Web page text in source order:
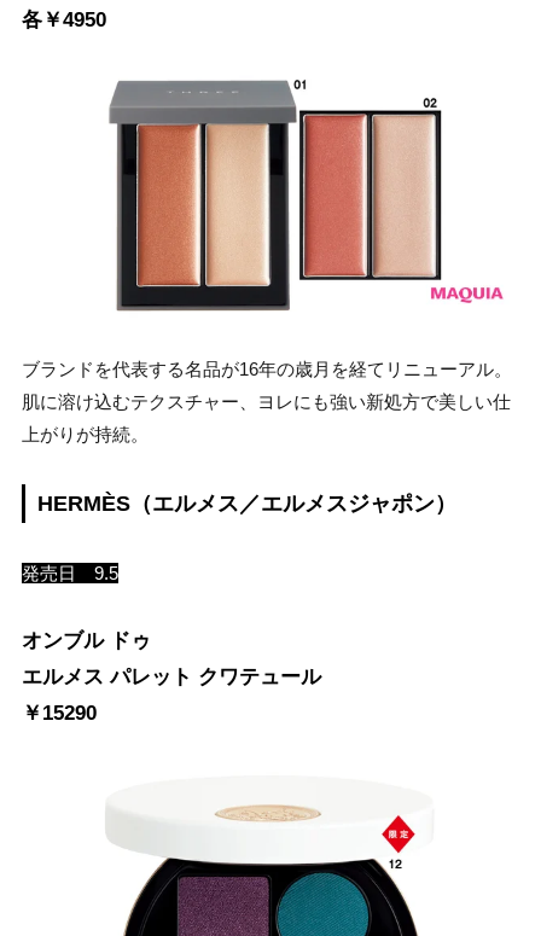
各￥4950
ブランドを代表する名品が16年の歳月を経てリニューアル。
肌に溶け込むテクスチャー、ヨレにも強い新処方で美しい仕
上がりが持続。
HERMÈS（エルメス／エルメスジャポン）
発売日 9.5
オンブル ドゥ
エルメス パレット クワテュール
￥15290